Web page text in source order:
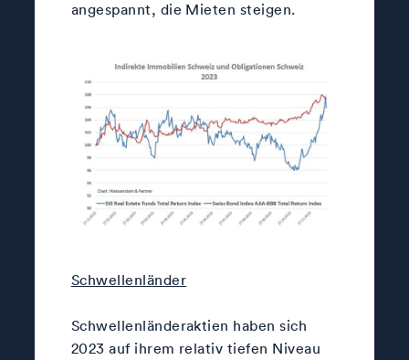
angespannt, die Mieten steigen.
Schwellenländer
Schwellenländeraktien haben sich
2023 auf ihrem relativ tiefen Niveau